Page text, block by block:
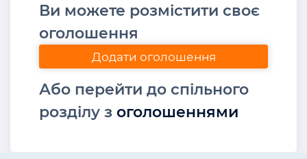
Ви можете розмістити своє
оголошення
Додати оголошення
Або перейти до спільного
розділу з оголошеннями